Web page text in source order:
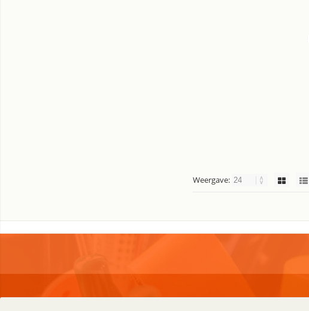
Weergave: